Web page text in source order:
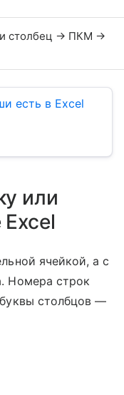
столбец → ПКМ →
есть в Excel
или
ячейкой, а с
Номера строк
столбцов —